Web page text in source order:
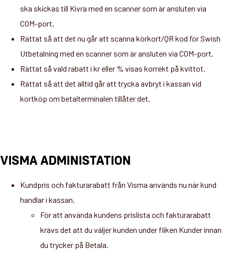
ska skickas till Kivra med en scanner som är ansluten via
COM-port.
Rättat så att det nu går att scanna körkort/QR kod för Swish
Utbetalning med en scanner som är ansluten via COM-port.
Rättat så vald rabatt i kr eller % visas korrekt på kvittot.
Rättat så att det alltid går att trycka avbryt i kassan vid
kortköp om betalterminalen tillåter det.
VISMA ADMINISTATION
Kundpris och fakturarabatt från Visma används nu när kund
handlar i kassan.
För att använda kundens prislista och fakturarabatt
krävs det att du väljer kunden under fliken Kunder innan
du trycker på Betala.